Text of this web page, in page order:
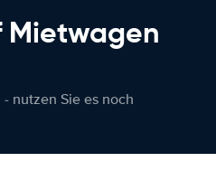
Mietwagen
nutzen Sie es noch